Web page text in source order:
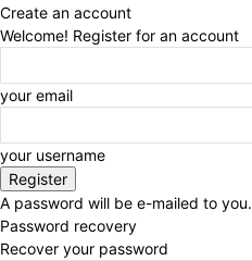
Create an account
Welcome! Register for an account
your email
your username
A password will be e-mailed to you.
Password recovery
Recover your password